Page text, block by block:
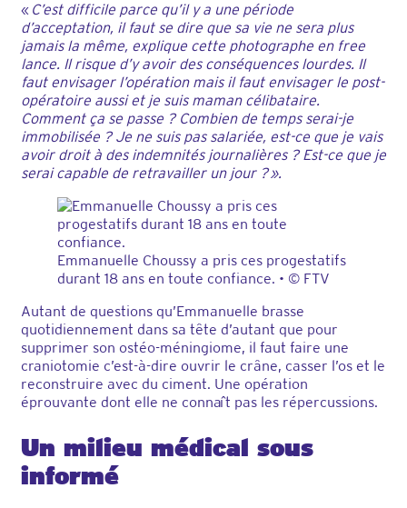
« C’est difficile parce qu’il y a une période
d’acceptation, il faut se dire que sa vie ne sera plus
jamais la même, explique cette photographe en free
lance. Il risque d’y avoir des conséquences lourdes. Il
faut envisager l’opération mais il faut envisager le post-
opératoire aussi et je suis maman célibataire.
Comment ça se passe ? Combien de temps serai-je
immobilisée ? Je ne suis pas salariée, est-ce que je vais
avoir droit à des indemnités journalières ? Est-ce que je
serai capable de retravailler un jour ? ».
Emmanuelle Choussy a pris ces progestatifs
durant 18 ans en toute confiance. • © FTV
Autant de questions qu’Emmanuelle brasse
quotidiennement dans sa tête d’autant que pour
supprimer son ostéo-méningiome, il faut faire une
craniotomie c’est-à-dire ouvrir le crâne, casser l’os et le
reconstruire avec du ciment. Une opération
éprouvante dont elle ne connaît pas les répercussions.
Un milieu médical sous
informé